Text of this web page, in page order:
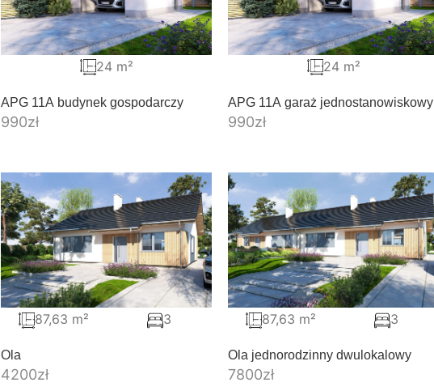
APG 11A budynek gospodarczy
990zł
24 m²
APG 11A garaż jednostanowiskowy
990zł
24 m²
Ola
4200zł
87,63 m² 3
Ola jednorodzinny dwulokalowy
7800zł
87,63 m² 3